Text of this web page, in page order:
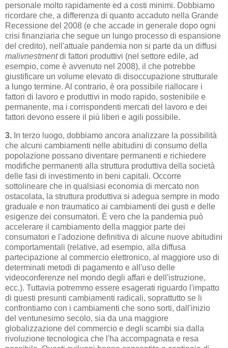
personale molto rapidamente ed a costi minimi. Dobbiamo
ricordare che, a differenza di quanto accaduto nella Grande
Recessione del 2008 (e che accade in generale dopo ogni
crisi finanziaria che segue un lungo processo di espansione
del credito), nell'attuale pandemia non si parte da un diffusi
malivnestmentdi fattori produttivi (nel settore edile, ad
esempio, come è avvenuto nel 2008), il che potrebbe
giustificare un volume elevato di disoccupazione strutturale
a lungo termine. Al contrario, è ora possibile riallocare i
fattori di lavoro e produttivi in ​​modo rapido, sostenibile e
permanente, ma i corrispondenti mercati del lavoro e dei
fattori devono essere il più liberi e agili possibile.
3. In terzo luogo, dobbiamo ancora analizzare la possibilità
che alcuni cambiamenti nelle abitudini di consumo della
popolazione possano diventare permanenti e richiedere
modifiche permanenti alla struttura produttiva della società
delle fasi di investimento in beni capitali. Occorre
sottolineare che in qualsiasi economia di mercato non
ostacolata, la struttura produttiva si adegua sempre in modo
graduale e non traumatico ai cambiamenti dei gusti e delle
esigenze dei consumatori. È vero che la pandemia può
accelerare il cambiamento della maggior parte dei
consumatori e l'adozione definitiva di alcune nuove abitudini
comportamentali (relative, ad esempio, alla diffusa
partecipazione al commercio elettronico, al maggiore uso di
determinati metodi di pagamento e all'uso delle
videoconferenze nel mondo degli affari e dell'istruzione,
ecc.). Tuttavia potremmo essere esagerati riguardo l'impatto
di questi presunti cambiamenti radicali, soprattutto se li
confrontiamo con i cambiamenti che sono sorti, dall'inizio
del ventunesimo secolo, sia da una maggiore
globalizzazione del commercio e degli scambi sia dalla
rivoluzione tecnologica che l'ha accompagnata e resa